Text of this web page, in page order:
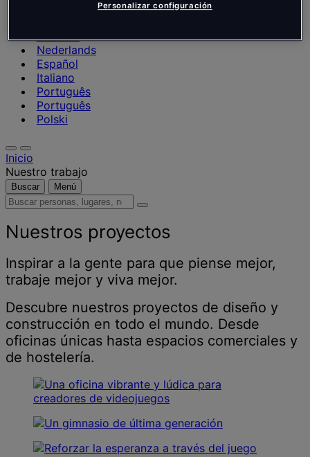
Deutsch
Nederlands
Español
Italiano
Português
Português
Polski
Inicio
Nuestro trabajo
Buscar Menú
Buscar
lugares,
noticias
y
opiniones
Nuestros proyectos
Inspirar a la gente para que piense mejor,
trabaje mejor y viva mejor.
Descubre nuestros proyectos de diseño y
construcción en todo el mundo. Desde
oficinas únicas hasta espacios comerciales y
de hostelería.
Personalizar configuración